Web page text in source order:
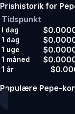
Prishistorik for
Tidspunkt
I dag
1 dag
1 uge
1 måned
1 år
Populære Pepe-